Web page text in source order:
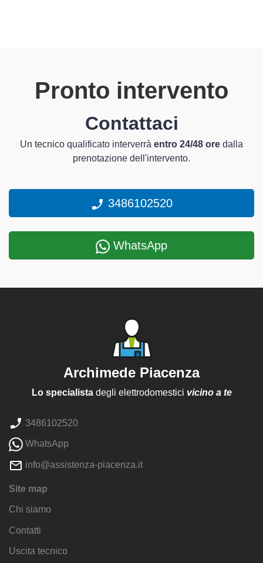
Pronto intervento
Contattaci
Un tecnico qualificato interverrà entro 24/48 ore dalla
prenotazione dell'intervento.
3486102520
WhatsApp
Archimede Piacenza
Lo specialistadegli elettrodomestici vicino a te
3486102520
WhatsApp
info@assistenza-piacenza.it
Site map
Chi siamo
Contatti
Uscita tecnico